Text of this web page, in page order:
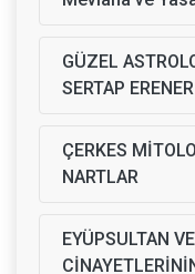
GÜZEL
SERTAP
ÇERKES
NARTLAR
EYÜPSULTAN